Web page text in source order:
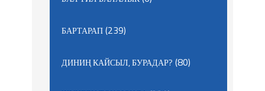
БАРТАРАП(239)
ДИНИҢ КАЙСЫЛ, БУРАДАР? (80)